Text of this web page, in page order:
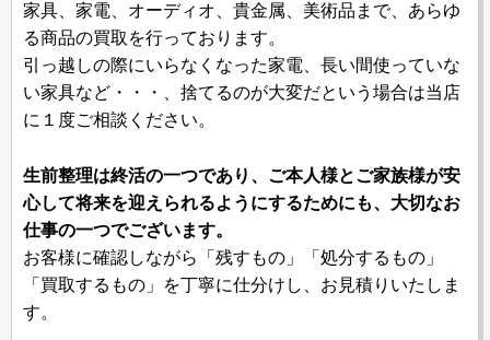
家具、家電、オーディオ、貴金属、美術品まで、あらゆ
る商品の買取を行っております。
引っ越しの際にいらなくなった家電、長い間使っていな
い家具など・・・、捨てるのが大変だという場合は当店
に１度ご相談ください。
生前整理は終活の一つであり、ご本人様とご家族様が安
心して将来を迎えられるようにするためにも、大切なお
仕事の一つでございます。
お客様に確認しながら「残すもの」「処分するもの」
「買取するもの」を丁寧に仕分けし、お見積りいたしま
す。